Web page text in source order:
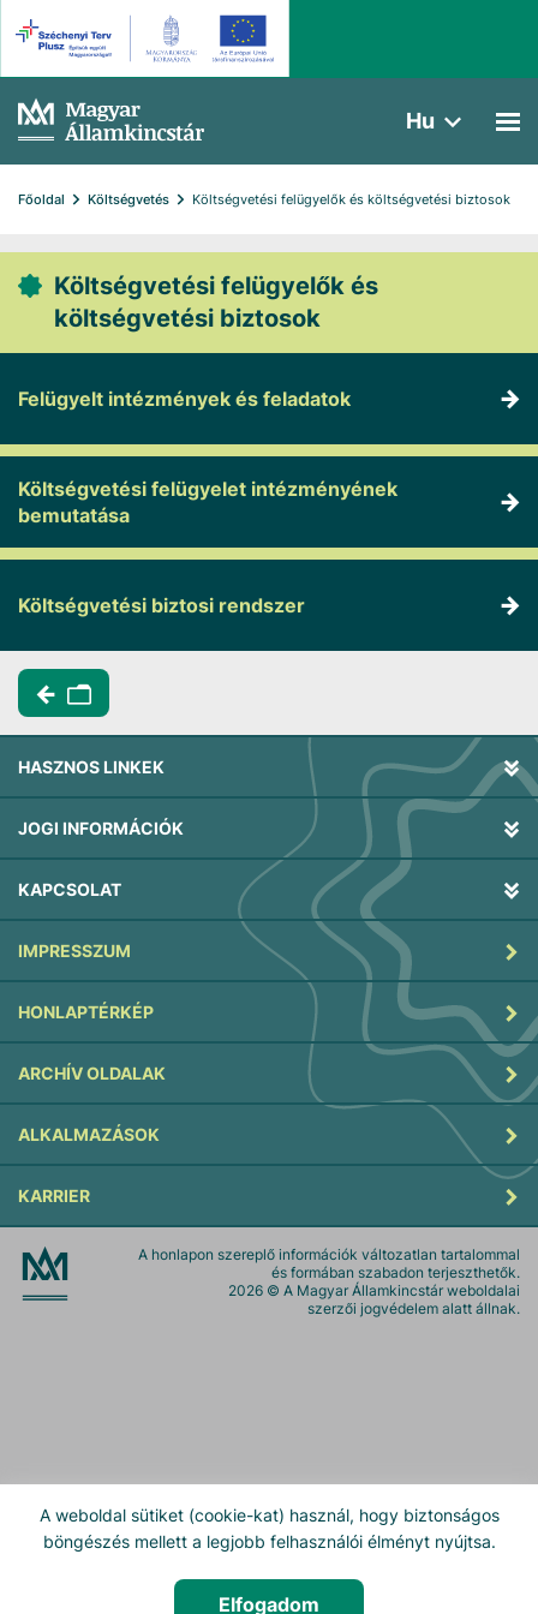
A weboldal sütiket (cookie-kat) használ, hogy biztonságos
böngészés mellett a legjobb felhasználói élményt nyújtsa.
Elfogadom
Hu
Főoldal Költségvetés Költségvetési felügyelők és költségvetési biztosok
Költségvetési felügyelők és
költségvetési biztosok
Felügyelt intézmények és feladatok
Költségvetési felügyelet intézményének
bemutatása
Költségvetési biztosi rendszer
HASZNOS LINKEK
JOGI INFORMÁCIÓK
KAPCSOLAT
IMPRESSZUM
HONLAPTÉRKÉP
ARCHÍV OLDALAK
ALKALMAZÁSOK
KARRIER
A honlapon szereplő információk változatlan tartalommal
és formában szabadon terjeszthetők.
2026 © A Magyar Államkincstár weboldalai
szerzői jogvédelem alatt állnak.